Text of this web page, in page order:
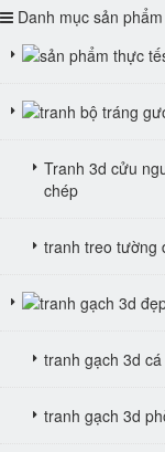
Danh mục sản phẩm
Tranh 3d cửu
chép
tranh treo tường
tranh gạch 3d
tranh gạch 3d